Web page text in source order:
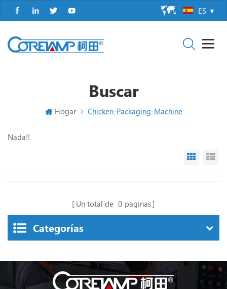
ES
Buscar
Hogar Chicken-Packaging-Machine
Nada!!
Grid
Un total de 0 paginas
Categorías